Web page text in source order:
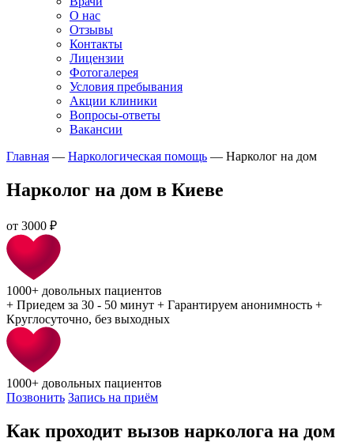
О нас
Отзывы
Контакты
Лицензии
Фотогалерея
Условия пребывания
Акции клиники
Вопросы-ответы
Вакансии
Главная — Наркологическая помощь — Нарколог на дом
Нарколог на дом в Киеве
от 3000 ₽
1000+ довольных пациентов
+ Приедем за 30 - 50 минут + Гарантируем анонимность +
Круглосуточно, без выходных
1000+ довольных пациентов
Позвонить Запись на приём
Как проходит вызов нарколога на дом